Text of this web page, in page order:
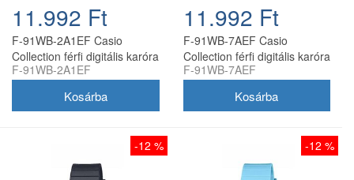
11.992 Ft
F-91WB-2A1EF Casio
Collection férfi digitális karóra
F-91WB-2A1EF
11.992 Ft
F-91WB-7AEF Casio
Collection férfi digitális karóra
F-91WB-7AEF
-12 % -12 %